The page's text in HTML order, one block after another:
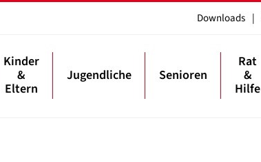
Downloads |
Kinder
&
Eltern
Jugendliche Senioren
Rat
&
Hilfe